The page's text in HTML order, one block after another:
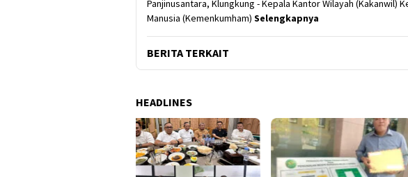
Panjinusantara, Klungkung - Kepala Kantor Wilayah (Kakanwil)
Manusia (Kemenkumham) Selengkapnya
BERITA TERKAIT
HEADLINES